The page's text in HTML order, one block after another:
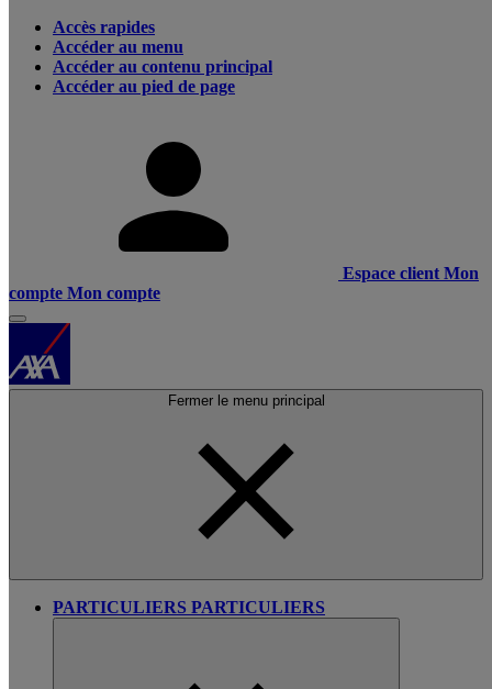
Accès rapides
Accéder au menu
Accéder au contenu principal
Accéder au pied de page
Espace client Mon
compte Mon compte
Fermer le menu principal
PARTICULIERS PARTICULIERS